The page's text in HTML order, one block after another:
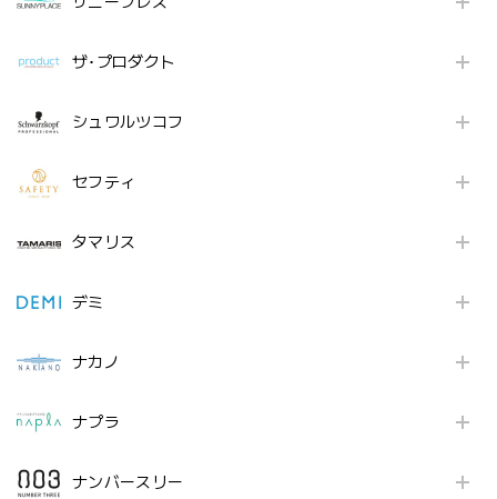
ザ･プロダクト
シュワルツコフ
セフティ
タマリス
デミ
ナカノ
ナプラ
ナンバースリー